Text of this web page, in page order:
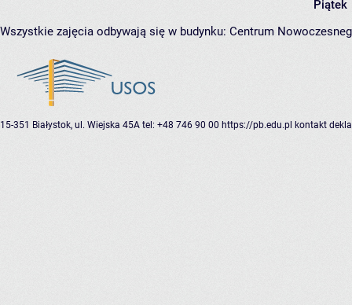
Piątek
Wszystkie zajęcia odbywają się w budynku: Centrum
15-351 Białystok, ul. Wiejska 45A tel: +48 746 90 00 https://pb.edu.pl kontakt